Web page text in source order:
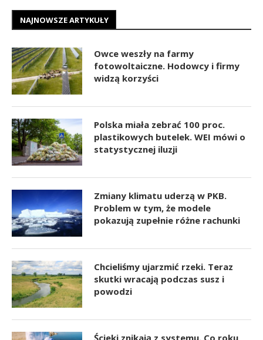
NAJNOWSZE ARTYKUŁY
Owce weszły na farmy
fotowoltaiczne. Hodowcy i firmy
widzą korzyści
Polska miała zebrać 100 proc.
plastikowych butelek. WEI mówi o
statystycznej iluzji
Zmiany klimatu uderzą w PKB.
Problem w tym, że modele
pokazują zupełnie różne rachunki
Chcieliśmy ujarzmić rzeki. Teraz
skutki wracają podczas susz i
powodzi